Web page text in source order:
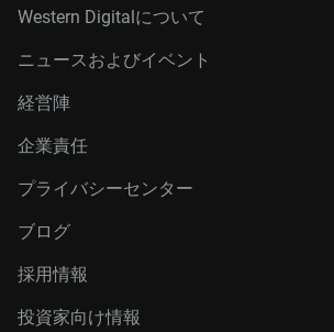
Western Digitalについて
ニュースおよびイベント
経営陣
企業責任
プライバシーセンター
ブログ
採用情報
投資家向け情報